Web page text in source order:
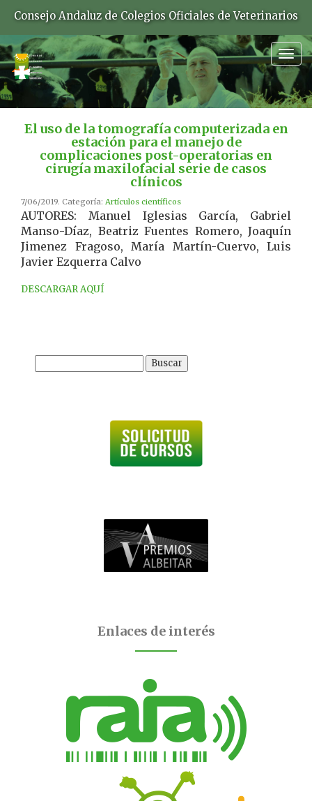
Consejo Andaluz de Colegios Oficiales de Veterinarios
El uso de la tomografía computerizada en
estación para el manejo de
complicaciones post-operatorias en
cirugía maxilofacial serie de casos
clínicos
7/06/2019. Categoría: Artículos científicos
AUTORES: Manuel Iglesias García, Gabriel
Manso-Díaz, Beatriz Fuentes Romero, Joaquín
Jimenez Fragoso, María Martín-Cuervo, Luis
Javier Ezquerra Calvo
DESCARGAR AQUÍ
Buscar:
Enlaces de interés